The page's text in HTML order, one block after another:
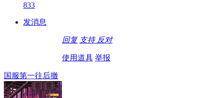
833
发消息
回复 支持 反对
使用道具 举报
国服第一往后撤